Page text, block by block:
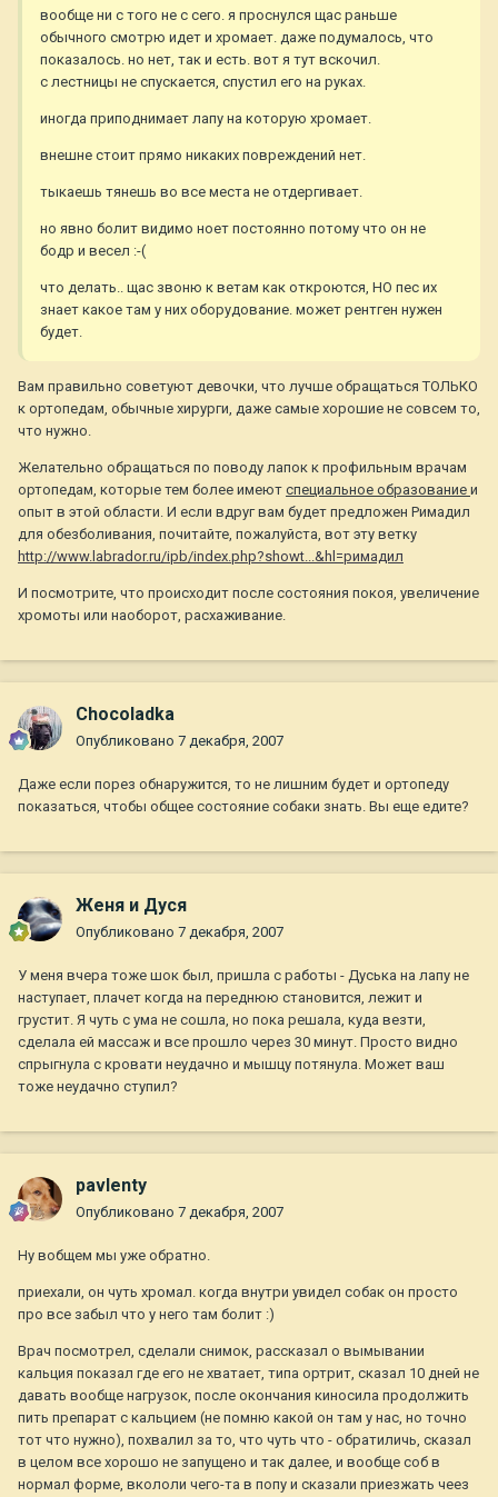
вообще ни с того не с сего. я проснулся щас раньше
обычного смотрю идет и хромает. даже подумалось, что
показалось. но нет, так и есть. вот я тут вскочил.
с лестницы не спускается, спустил его на руках.
иногда приподнимает лапу на которую хромает.
внешне стоит прямо никаких повреждений нет.
тыкаешь тянешь во все места не отдергивает.
но явно болит видимо ноет постоянно потому что он не
бодр и весел :-(
что делать.. щас звоню к ветам как откроются, НО пес их
знает какое там у них оборудование. может рентген нужен
будет.
Вам правильно советуют девочки, что лучше обращаться ТОЛЬКО
к ортопедам, обычные хирурги, даже самые хорошие не совсем то,
что нужно.
Желательно обращаться по поводу лапок к профильным врачам
ортопедам, которые тем более имеют специальное образование и
опыт в этой области. И если вдруг вам будет предложен Римадил
для обезболивания, почитайте, пожалуйста, вот эту ветку
http://www.labrador.ru/ipb/index.php?showt...&hl=римадил
И посмотрите, что происходит после состояния покоя, увеличение
хромоты или наоборот, расхаживание.
Chocoladka
Опубликовано 7 декабря, 2007
Даже если порез обнаружится, то не лишним будет и ортопеду
показаться, чтобы общее состояние собаки знать. Вы еще едите?
Женя и Дуся
Опубликовано 7 декабря, 2007
У меня вчера тоже шок был, пришла с работы - Дуська на лапу не
наступает, плачет когда на переднюю становится, лежит и
грустит. Я чуть с ума не сошла, но пока решала, куда везти,
сделала ей массаж и все прошло через 30 минут. Просто видно
спрыгнула с кровати неудачно и мышцу потянула. Может ваш
тоже неудачно ступил?
pavlenty
Опубликовано 7 декабря, 2007
Ну вобщем мы уже обратно.
приехали, он чуть хромал. когда внутри увидел собак он просто
про все забыл что у него там болит :)
Врач посмотрел, сделали снимок, рассказал о вымывании
кальция показал где его не хватает, типа ортрит, сказал 10 дней не
давать вообще нагрузок, после окончания киносила продолжить
пить препарат с кальцием (не помню какой он там у нас, но точно
тот что нужно), похвалил за то, что чуть что - обратиличь, сказал
в целом все хорошо не запущено и так далее, и вообще соб в
нормал форме, вкололи чего-та в попу и сказали приезжать чеез